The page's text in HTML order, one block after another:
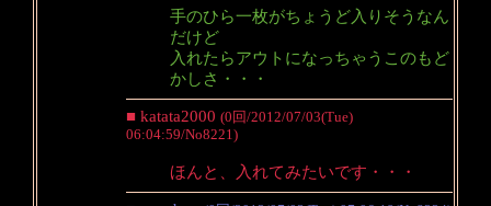
手のひら一枚がちょうど入りそうなん
だけど
入れたらアウトになっちゃうこのもど
かしさ・・・
■ katata2000 (0回/2012/07/03(Tue)
06:04:59/No8221)
ほんと、入れてみたいです・・・